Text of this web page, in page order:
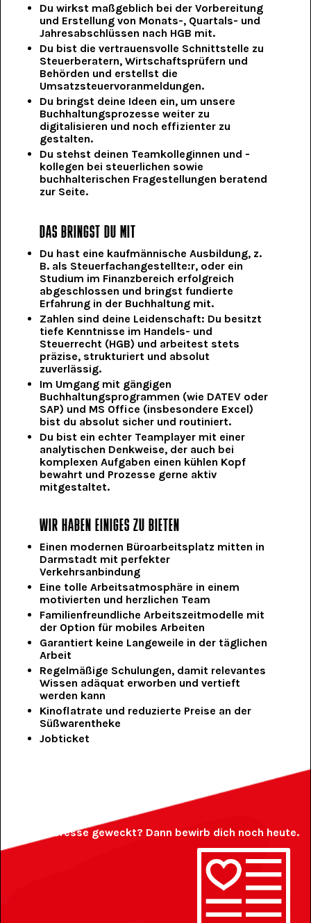
Du wirkst maßgeblich bei der Vorbereitung
und Erstellung von Monats-, Quartals- und
Jahresabschlüssen nach HGB mit.
Du bist die vertrauensvolle Schnittstelle zu
Steuerberatern, Wirtschaftsprüfern und
Behörden und erstellst die
Umsatzsteuervoranmeldungen.
Du bringst deine Ideen ein, um unsere
Buchhaltungsprozesse weiter zu
digitalisieren und noch effizienter zu
gestalten.
Du stehst deinen Teamkolleginnen und -
kollegen bei steuerlichen sowie
buchhalterischen Fragestellungen beratend
zur Seite.
DAS BRINGST DU MIT
Du hast eine kaufmännische Ausbildung, z.
B. als Steuerfachangestellte:r, oder ein
Studium im Finanzbereich erfolgreich
abgeschlossen und bringst fundierte
Erfahrung in der Buchhaltung mit.
Zahlen sind deine Leidenschaft: Du besitzt
tiefe Kenntnisse im Handels- und
Steuerrecht (HGB) und arbeitest stets
präzise, strukturiert und absolut
zuverlässig.
Im Umgang mit gängigen
Buchhaltungsprogrammen (wie DATEV oder
SAP) und MS Office (insbesondere Excel)
bist du absolut sicher und routiniert.
Du bist ein echter Teamplayer mit einer
analytischen Denkweise, der auch bei
komplexen Aufgaben einen kühlen Kopf
bewahrt und Prozesse gerne aktiv
mitgestaltet.
WIR HABEN EINIGES ZU BIETEN
Einen modernen Büroarbeitsplatz mitten in
Darmstadt mit perfekter
Verkehrsanbindung
Eine tolle Arbeitsatmosphäre in einem
motivierten und herzlichen Team
Familienfreundliche Arbeitszeitmodelle mit
der Option für mobiles Arbeiten
Garantiert keine Langeweile in der täglichen
Arbeit
Regelmäßige Schulungen, damit relevantes
Wissen adäquat erworben und vertieft
werden kann
Kinoflatrate und reduzierte Preise an der
Süßwarentheke
Jobticket
Interesse geweckt? Dann bewirb dich noch heute.